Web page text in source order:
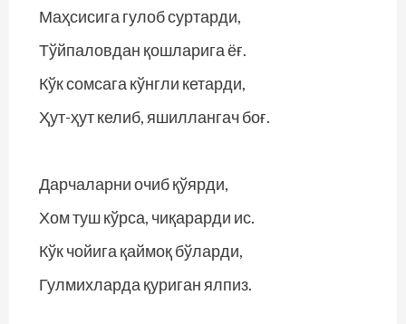
Маҳсисига гулоб суртарди,
Тўйпаловдан қошларига ёғ.
Кўк сомсага кўнгли кетарди,
Ҳут-ҳут келиб, яшиллангач боғ.
Дарчаларни очиб қўярди,
Хом туш кўрса, чиқарарди ис.
Кўк чойига қаймоқ бўларди,
Гулмихларда қуриган ялпиз.